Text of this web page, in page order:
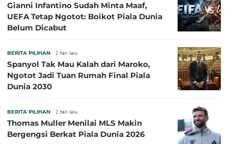
Gianni Infantino Sudah Minta Maaf,
UEFA Tetap Ngotot: Boikot Piala Dunia
Belum Dicabut
BERITA PILIHAN 2 hari lalu
Spanyol Tak Mau Kalah dari Maroko,
Ngotot Jadi Tuan Rumah Final Piala
Dunia 2030
BERITA PILIHAN 2 hari lalu
Thomas Muller Menilai MLS Makin
Bergengsi Berkat Piala Dunia 2026